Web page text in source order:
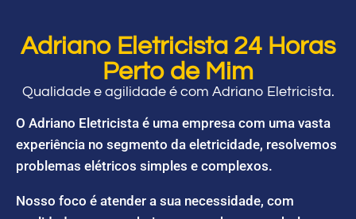
Adriano Eletricista 24 Horas
Perto de Mim
Qualidade e agilidade é com Adriano Eletricista.
O Adriano Eletricista é uma empresa com uma vasta
experiência no segmento da eletricidade, resolvemos
problemas elétricos simples e complexos.
Nosso foco é atender a sua necessidade, com